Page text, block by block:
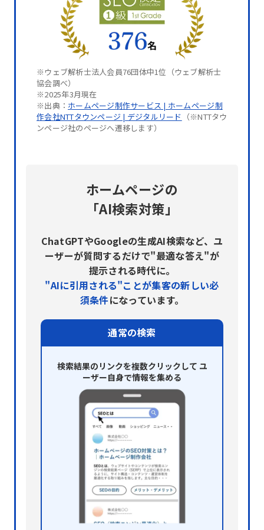
※ ウェブ解析士法人会員76団体中1位（ウェブ解析士
協会調べ）
※2025年3月現在
※出典： ホームページ制作サービス | ホームページ制
作会社NTTタウンページ | デジタルリード
（※NTTタウ
ンページ社のページへ遷移します）
ホームページの
「AI検索対策」
ChatGPTやGoogleの生成AI検索など、ユ
ーザーが質問するだけで"最適な答え"が
提示される時代に。
"AIに引用される"ことが集客の新しい必
須条件になっています。
通常の検索
検索結果のリンクを複数クリックして ユ
ーザー自身で情報を集める